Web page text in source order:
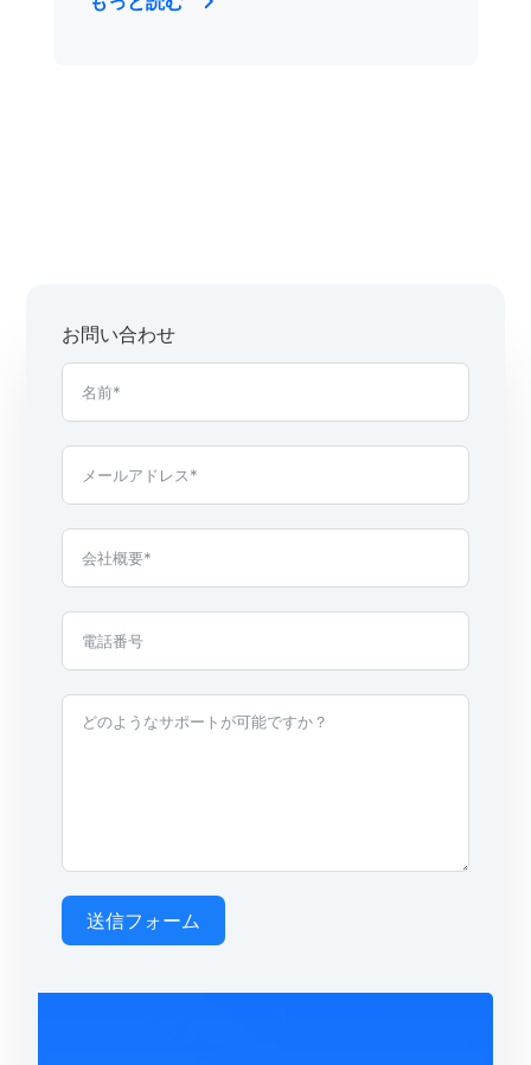
お問い合わせ
送信フォーム